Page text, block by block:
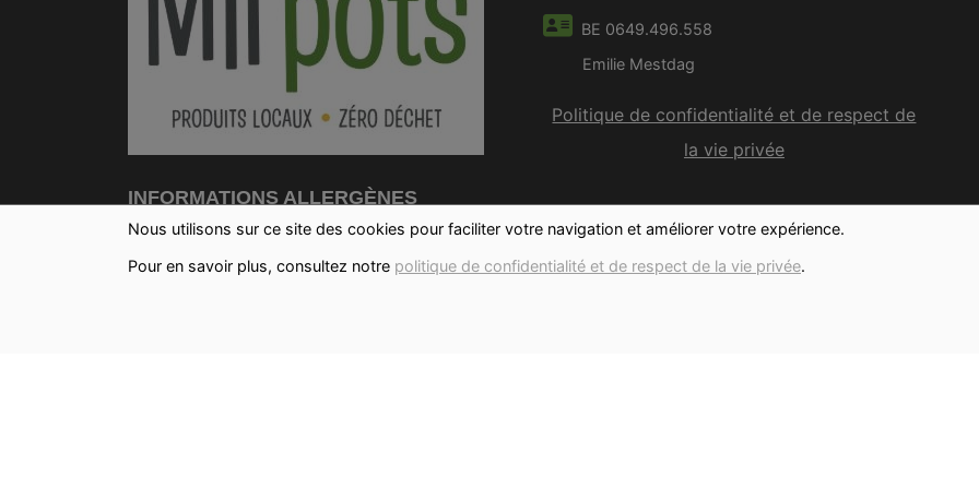
Nous utilisons sur ce site des cookies pour faciliter votre navigation et améliorer votre expérience.
Pour en savoir plus, consultez notre politique de confidentialité et de respect de la vie privée.
INFORMATIONS ALLERGÈNES
Tous nos produits sont susceptibles de
contenir des allergènes. Si vous souhaitez
BE 0649.496.558
Emilie Mestdag
Politique de confidentialité et de respect de
la vie privée